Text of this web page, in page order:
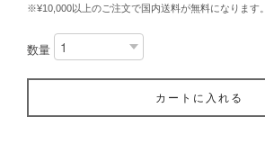
※¥10,000以上のご注文で国内送料が無料になります。
数量
カートに入れる